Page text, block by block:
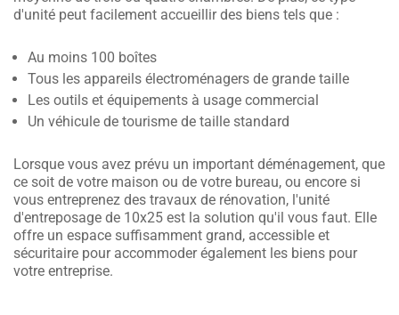
d'unité peut facilement accueillir des biens tels que :
Au moins 100 boîtes
Tous les appareils électroménagers de grande taille
Les outils et équipements à usage commercial
Un véhicule de tourisme de taille standard
Lorsque vous avez prévu un important déménagement, que
ce soit de votre maison ou de votre bureau, ou encore si
vous entreprenez des travaux de rénovation, l'unité
d'entreposage de 10x25 est la solution qu'il vous faut. Elle
offre un espace suffisamment grand, accessible et
sécuritaire pour accommoder également les biens pour
votre entreprise.